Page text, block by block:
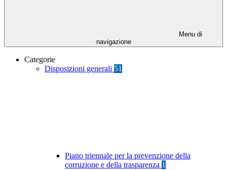
Menu di
navigazione
Categorie
Disposizioni generali 51
Piano triennale per la prevenzione della
corruzione e della trasparenza 1